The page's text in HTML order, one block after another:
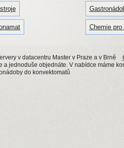
Chemie
v datacentru Master v Praze a v Brně
jednoduše objednáte. V nabídce máme
do konvektomatů